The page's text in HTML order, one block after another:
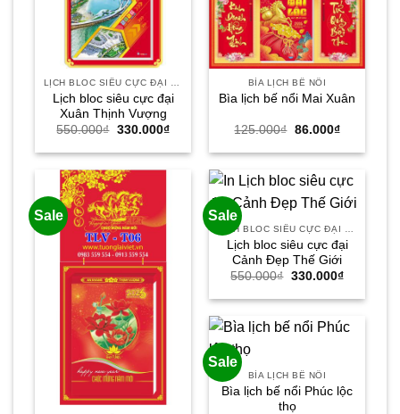
Lịch bloc siêu cực đại
Xuân Thịnh Vượng
550.000₫ Giá
là:
330.000₫Giá
tại
330.000₫.
BÌA LỊCH BẾ NỔI
Bìa lịch bế nổi Mai Xuân
125.000₫ Giá
là:
86.000₫Giá
tại
86.000₫.
Sale Sale
Lịch bloc siêu cực đại
Cảnh Đẹp Thế Giới
550.000₫ Giá
là:
330.000₫Giá
tại
330.000₫.
Sale
BÌA LỊCH BẾ NỔI
Bìa lịch bế nổi Phúc lộc
thọ